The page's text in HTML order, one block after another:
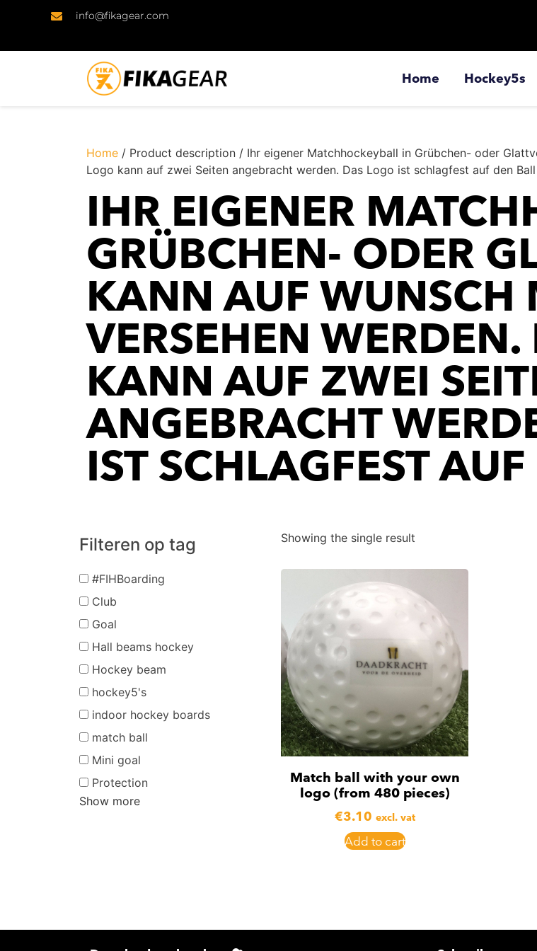
info@fikagear.com
Home Hockey5s
Home / Product description / Ihr eigener Matchhockeyball in Grübchen- oder
Logo kann auf zwei Seiten angebracht werden. Das Logo ist schlagfest auf den
IHR EIGENER
GRÜBCHEN- ODER
KANN AUF WUNSCH
VERSEHEN
KANN AUF ZWEI
ANGEBRACHT
IST SCHLAGFEST
Filteren op tag
#FIHBoarding
Club
Goal
Hall beams hockey
Hockey beam
hockey5's
indoor hockey boards
match ball
Mini goal
Protection
Show more
Showing the single result
Match ball with your own
logo (from 480 pieces)
€3.10 excl. vat
Add to cart